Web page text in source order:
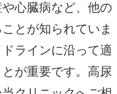
心臓病など、他の
とが知られていま
ラインに沿って適
が重要です。高尿